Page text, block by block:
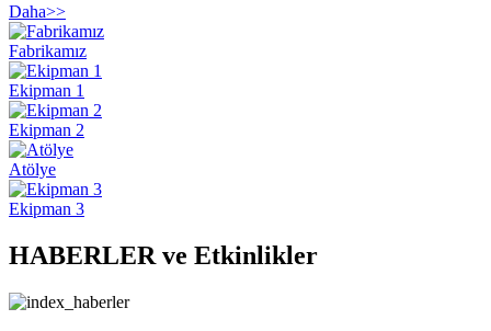
Daha>>
Fabrikamız
Ekipman 1
Ekipman 2
Atölye
Ekipman 3
HABERLER ve Etkinlikler